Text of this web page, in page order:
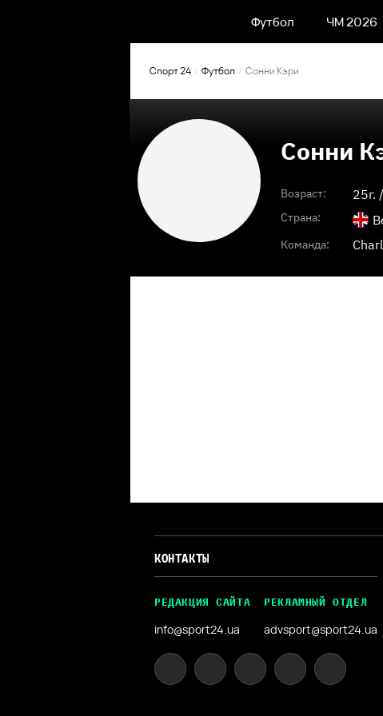
Футбол ЧМ 2026
Спорт 24 Футбол Сонни Кэри
Сонни
Возраст: 25г. /
Страна:
Команда:
КОНТАКТЫ
РЕДАКЦИЯ САЙТА
info@sport24.ua
РЕКЛАМНЫЙ ОТДЕЛ
advsport@sport24.ua